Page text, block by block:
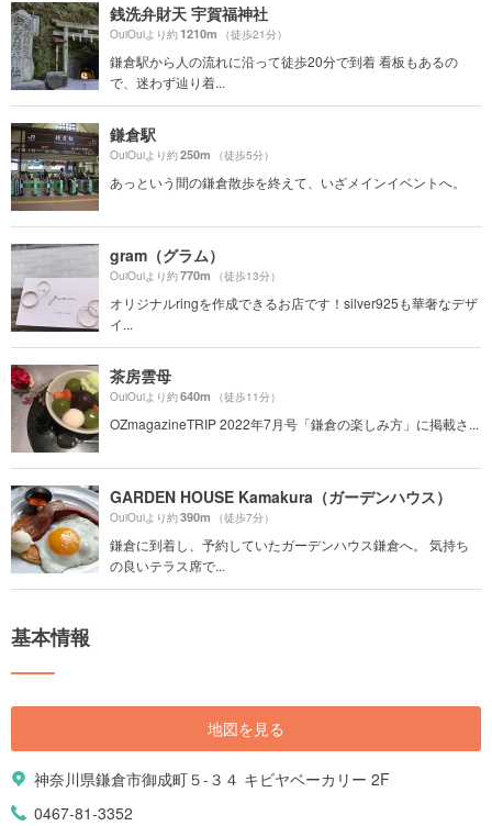
銭洗弁財天 宇賀福神社
OuiOuiより約1210m （徒歩21分）
鎌倉駅から人の流れに沿って徒歩20分で到着 看板もあるの
で、迷わず辿り着...
鎌倉駅
OuiOuiより約250m （徒歩5分）
あっという間の鎌倉散歩を終えて、いざメインイベントへ。
gram（グラム）
OuiOuiより約770m （徒歩13分）
オリジナルringを作成できるお店です！silver925も華奢なデザ
イ...
茶房雲母
OuiOuiより約640m （徒歩11分）
OZmagazineTRIP 2022年7月号「鎌倉の楽しみ方」に掲載さ...
GARDEN HOUSE Kamakura（ガーデンハウス）
OuiOuiより約390m （徒歩7分）
鎌倉に到着し、予約していたガーデンハウス鎌倉へ。 気持ち
の良いテラス席で...
基本情報
地図を見る
神奈川県鎌倉市御成町５-３４ キビヤベーカリー 2F
0467-81-3352